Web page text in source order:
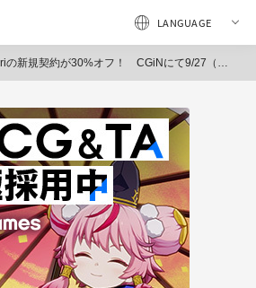
契約が30%オフ！ CGiNにて9/27（金）まで特別プロモーション実施中、購入者にはチュートリアル動画もついてくる！